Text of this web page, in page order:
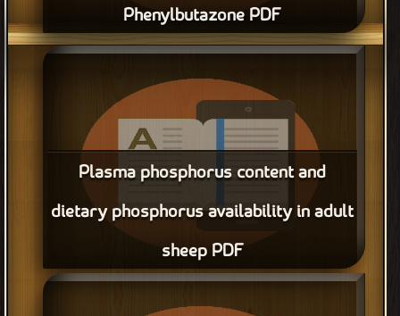
Phenylbutazone PDF
قراءة و تحميل كتاب Phenylbutazone PDF مجانا
Plasma phosphorus content and
dietary phosphorus availability in adult
sheep PDF
قراءة و تحميل كتاب Plasma phosphorus content and dietary
phosphorus availability in adult sheep PDF مجانا